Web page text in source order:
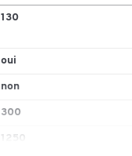
130
oui
non
300
1250